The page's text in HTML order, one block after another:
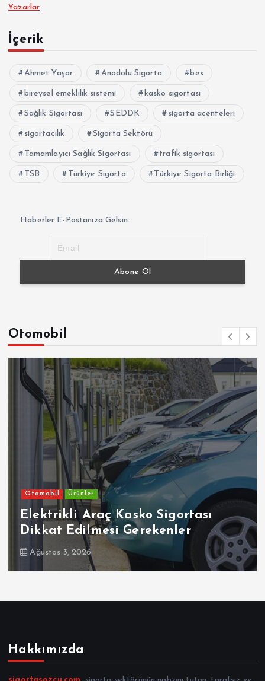
Yazarlar
İçerik
Ahmet Yaşar Anadolu Sigorta bes
bireysel emeklilik sistemi kasko sigortası
Sağlık Sigortası SEDDK sigorta acenteleri
sigortacılık Sigorta Sektörü
Tamamlayıcı Sağlık Sigortası trafik sigortası
TSB Türkiye Sigorta Türkiye Sigorta Birliği
Haberler E-Postanıza Gelsin...
Otomobil
Otomobil Ürünler
Elektrikli Araç Kasko Sigortası
Dikkat Edilmesi Gerekenler
Ağustos 3, 2026
Hakkımızda